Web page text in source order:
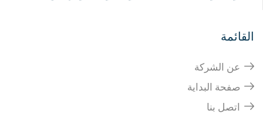
القائمة
عن الشركة
صفحة البداية
اتصل بنا